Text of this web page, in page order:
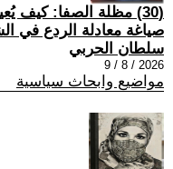
(30) مظلة الصفا: كيف
صياغة معادلة الردع في
سلطان الحربي
2026 / 8 / 9
مواضيع وابحاث سياسية